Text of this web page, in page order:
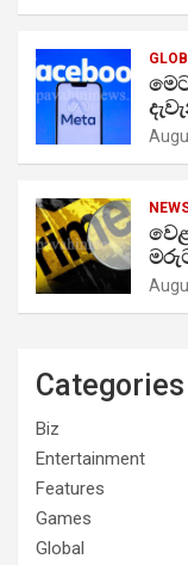
Categories
Biz
Entertainment
Features
Games
Global